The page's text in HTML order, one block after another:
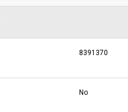
8391370
No